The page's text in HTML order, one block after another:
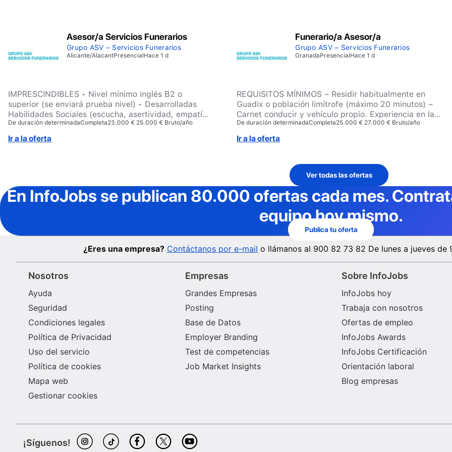
Asesor/a Servicios Funerarios
Grupo ASV – Servicios Funerarios
Alicante/AlacantPresencialHace 1 d
IMPRESCINDIBLES • Nivel mínimo inglés B2 o
superior (se enviará prueba nivel) • Desarrolladas
Habilidades Sociales (escucha, asertividad, empatía).
• Habilidades comerciales: escucha activa, dominio
del lenguaje verbal y no verbal, coherencia, emoción
mensaje, influencia. • Capacidad para trabajar con
usuario medio-alto: uso PC, Tablet, paquete office. •
Disponibilidad y capacidad para trabajar a turnos
rotativos. • Carnet de conducir vigente en España. •
Tanatopraxia, Tanatoestética o Agente Funerario.
De duración determinadaCompleta23.000 € 25.000 € Bruto/año
Ir a la oferta
Funerario/a Asesor/a
Grupo ASV – Servicios Funerarios
GranadaPresencialHace 1 d
REQUISITOS MÍNIMOS – Residir habitualmente en
Guadix o población limítrofe (máximo 20 minutos) –
Carnet conducir y vehículo propio. Experiencia en la
conducción. – Experiencia COMERCIAL probada en el
Sector Funerario u otros, mínima 1 año. – Experiencia
en Atención al Cliente, mínimo 2 años. –
asertividad, empatía). – Habilidades comerciales:
escucha activa, dominio del lenguaje verbal y no
verbal, coherencia, emoción mensaje, influencia. –
Conocimientos ofimáticos nivel usuario medio-alto:
uso PC, Tablet, paquete office. – Disposición para
trabajar en turnos de disponibilidad. – Perfil
académico mínimo: Bachillerato o FP grado medio o
superior. REQUISITOS DESEADOS – Título en
Tanatopraxia, Tanatoestética o Agente Funerario.
De duración determinadaCompleta25.000 € 27.000 € Bruto/año
Ir a la oferta
Ver todas las ofertas
En InfoJobs se publican 80.000 ofertas cada mes.
equipo hoy mismo.
Publica tu oferta
¿Eres una empresa? Contáctanos por e-mail o llámanos al 900 82 73 82 De lunes a jueves de
Nosotros
Ayuda
Seguridad
Condiciones legales
Política de Privacidad
Uso del servicio
Política de cookies
Mapa web
Gestionar cookies
Empresas
Grandes Empresas
Posting
Base de Datos
Employer Branding
Test de competencias
Job Market Insights
Sobre InfoJobs
InfoJobs hoy
Trabaja con nosotros
Ofertas de empleo
InfoJobs Awards
InfoJobs Certificación
Orientación laboral
Blog empresas
¡Síguenos!